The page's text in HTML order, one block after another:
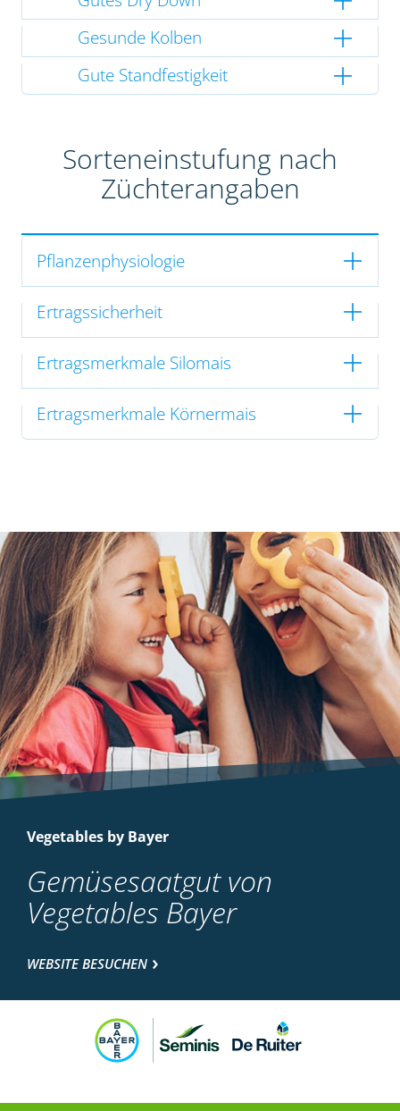
Gesunde Kolben
Gute Standfestigkeit
Sorteneinstufung nach
Züchterangaben
Pflanzenphysiologie
Ertragssicherheit
Ertragsmerkmale Silomais
Ertragsmerkmale Körnermais
Vegetables by Bayer
Gemüsesaatgut von
Vegetables Bayer
WEBSITE BESUCHEN